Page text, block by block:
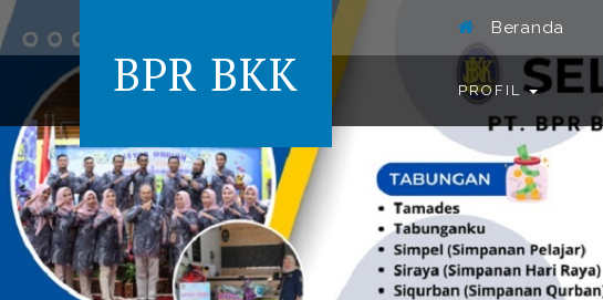
BPR BKK
Beranda
PROFIL